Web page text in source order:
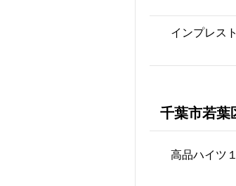
インプレス
千葉市若葉
高品ハイツ